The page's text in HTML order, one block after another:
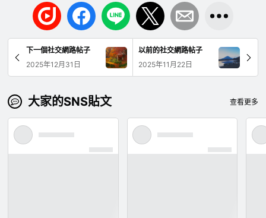
下一個社交網路帖子
2025年12月31日
以前的社交網路帖子
2025年11月22日
大家的SNS貼文 查看更多